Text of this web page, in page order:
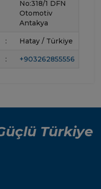
No:318/1 DFN
Otomotiv
Antakya
: Hatay / Türkiye
: +903262855556
Türkiye